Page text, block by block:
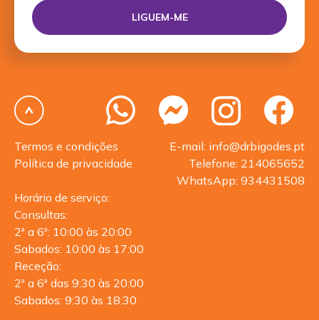
Termos e condições
Política de privacidade
E-mail: info@drbigodes.pt
Telefone: 214065652
WhatsApp: 934431508
Horário de serviço:
Consultas:
2ª a 6ª: 10:00 às 20:00
Sabados: 10:00 às 17:00
Receção:
2ª a 6ª das 9:30 às 20:00
Sabados: 9:30 às 18:30